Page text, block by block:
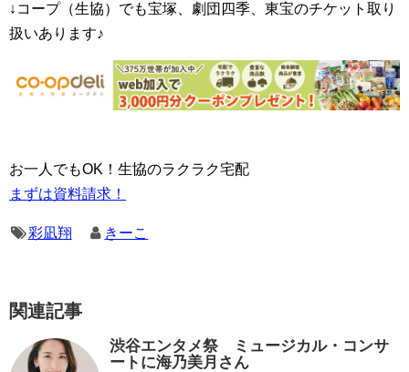
↓コープ（生協）でも宝塚、劇団四季、東宝のチケット取り
扱いあります♪
お一人でもOK！生協のラクラク宅配
まずは資料請求！
彩凪翔 きーこ
関連記事
渋谷エンタメ祭 ミュージカル・コンサ
ートに海乃美月さん